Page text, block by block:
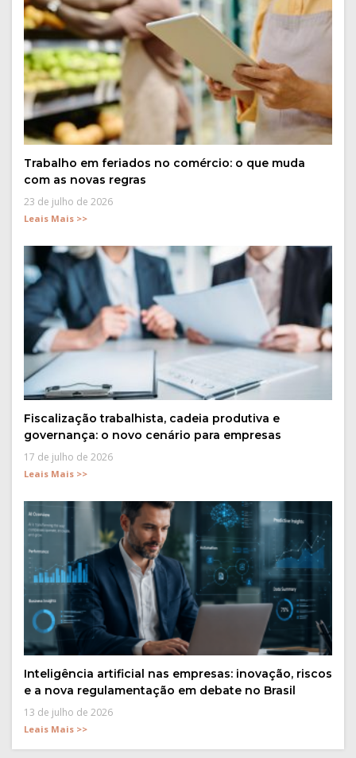
Trabalho em feriados no comércio: o que muda
com as novas regras
23 de julho de 2026
Leais Mais >>
Fiscalização trabalhista, cadeia produtiva e
governança: o novo cenário para empresas
17 de julho de 2026
Leais Mais >>
Inteligência artificial nas empresas: inovação, riscos
e a nova regulamentação em debate no Brasil
13 de julho de 2026
Leais Mais >>